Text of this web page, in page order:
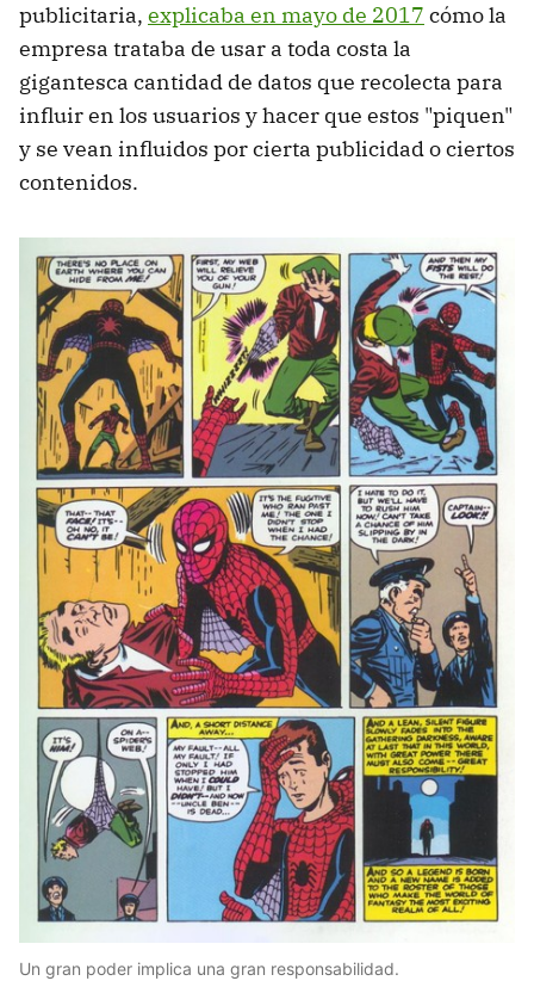
publicitaria, explicaba en mayo de 2017 cómo la
empresa trataba de usar a toda costa la
gigantesca cantidad de datos que recolecta para
influir en los usuarios y hacer que estos "piquen"
y se vean influidos por cierta publicidad o ciertos
contenidos.
Un gran poder implica una gran responsabilidad.